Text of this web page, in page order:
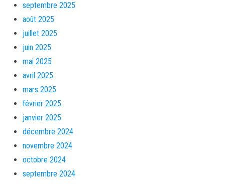
septembre 2025
août 2025
juillet 2025
juin 2025
mai 2025
avril 2025
mars 2025
février 2025
janvier 2025
décembre 2024
novembre 2024
octobre 2024
septembre 2024